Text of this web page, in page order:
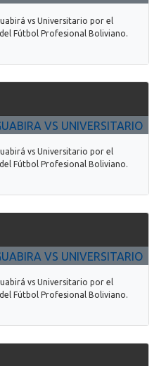
vs Universitario por el
Fútbol Profesional Boliviano.
vs Universitario por el
Fútbol Profesional Boliviano.
vs Universitario por el
Fútbol Profesional Boliviano.